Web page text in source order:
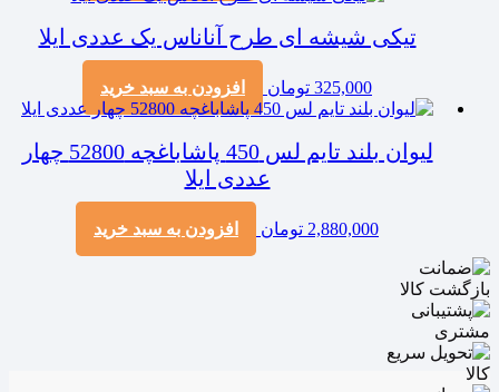
تیکی شیشه ای طرح آناناس یک عددی ایلا
325,000 تومان افزودن به سبد خرید
لیوان بلند تایم لس 450 پاشاباغچه 52800 چهار
عددی ایلا
2,880,000 تومان افزودن به سبد خرید